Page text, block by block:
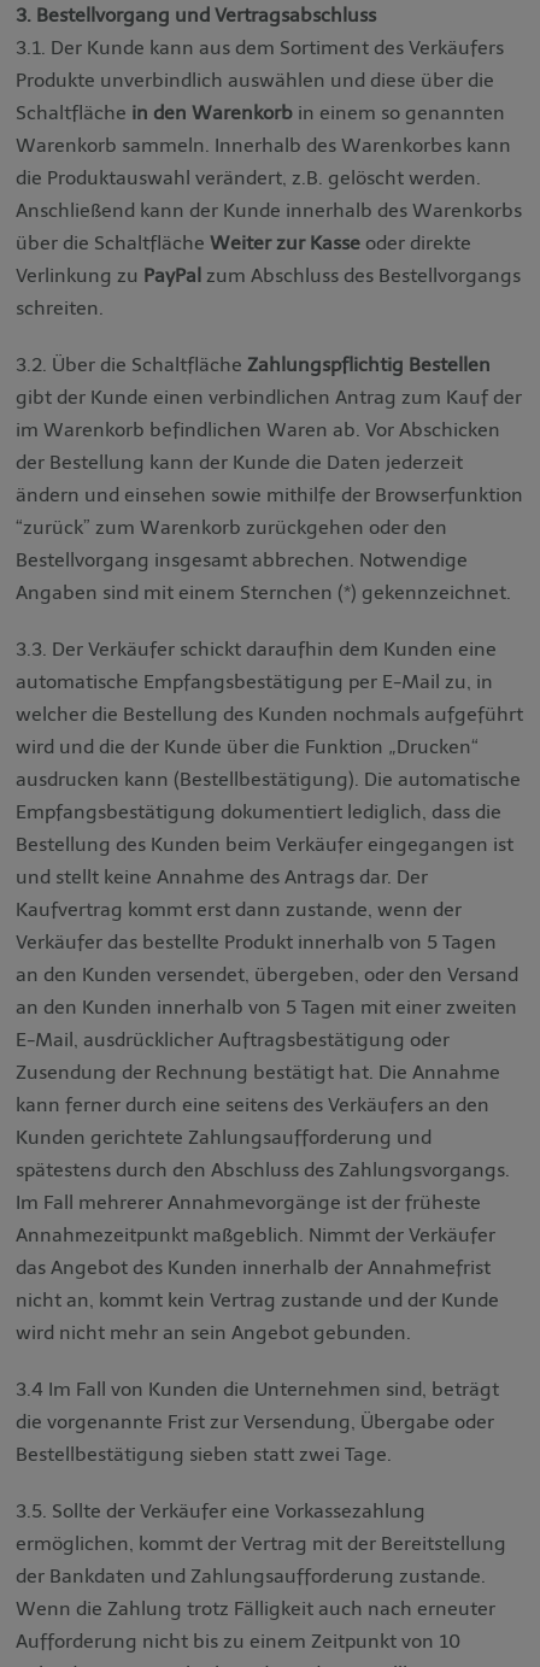
3. Bestellvorgang und Vertragsabschluss
3.1. Der Kunde kann aus dem Sortiment des Verkäufers
Produkte unverbindlich auswählen und diese über die
Schaltfläche in den Warenkorb in einem so genannten
Warenkorb sammeln. Innerhalb des Warenkorbes kann
die Produktauswahl verändert, z.B. gelöscht werden.
Anschließend kann der Kunde innerhalb des Warenkorbs
über die SchaltflächeWeiter zur Kasse oder direkte
Verlinkung zu PayPal zum Abschluss des Bestellvorgangs
schreiten.
3.2. Über die SchaltflächeZahlungspflichtig Bestellen
gibt der Kunde einen verbindlichen Antrag zum Kauf der
im Warenkorb befindlichen Waren ab. Vor Abschicken
der Bestellung kann der Kunde die Daten jederzeit
ändern und einsehen sowie mithilfe der Browserfunktion
“zurück” zum Warenkorb zurückgehen oder den
Bestellvorgang insgesamt abbrechen. Notwendige
Angaben sind mit einem Sternchen (*) gekennzeichnet.
3.3. Der Verkäufer schickt daraufhin dem Kunden eine
automatische Empfangsbestätigung per E-Mail zu, in
welcher die Bestellung des Kunden nochmals aufgeführt
wird und die der Kunde über die Funktion „Drucken“
ausdrucken kann (Bestellbestätigung). Die automatische
Empfangsbestätigung dokumentiert lediglich, dass die
Bestellung des Kunden beim Verkäufer eingegangen ist
und stellt keine Annahme des Antrags dar. Der
Kaufvertrag kommt erst dann zustande, wenn der
Verkäufer das bestellte Produkt innerhalb von 5 Tagen
an den Kunden versendet, übergeben, oder den Versand
an den Kunden innerhalb von 5 Tagen mit einer zweiten
E-Mail, ausdrücklicher Auftragsbestätigung oder
Zusendung der Rechnung bestätigt hat. Die Annahme
kann ferner durch eine seitens des Verkäufers an den
Kunden gerichtete Zahlungsaufforderung und
spätestens durch den Abschluss des Zahlungsvorgangs.
Im Fall mehrerer Annahmevorgänge ist der früheste
Annahmezeitpunkt maßgeblich. Nimmt der Verkäufer
das Angebot des Kunden innerhalb der Annahmefrist
nicht an, kommt kein Vertrag zustande und der Kunde
wird nicht mehr an sein Angebot gebunden.
3.4 Im Fall von Kunden die Unternehmen sind, beträgt
die vorgenannte Frist zur Versendung, Übergabe oder
Bestellbestätigung sieben statt zwei Tage.
3.5. Sollte der Verkäufer eine Vorkassezahlung
ermöglichen, kommt der Vertrag mit der Bereitstellung
der Bankdaten und Zahlungsaufforderung zustande.
Wenn die Zahlung trotz Fälligkeit auch nach erneuter
Aufforderung nicht bis zu einem Zeitpunkt von 10